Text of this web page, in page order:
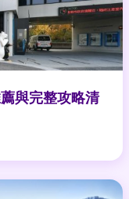
與完整攻略清